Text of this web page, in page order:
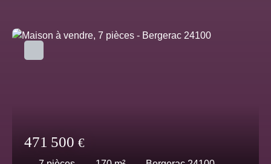
471 500 €